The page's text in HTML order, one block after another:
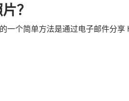
？
一个简单方法是通过电子邮件分享